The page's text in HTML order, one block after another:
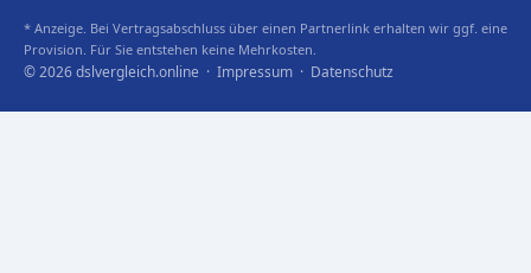
* Anzeige. Bei Vertragsabschluss über einen Partnerlink erhalten wir ggf. eine
Provision. Für Sie entstehen keine Mehrkosten.
© 2026 dslvergleich.online · Impressum · Datenschutz